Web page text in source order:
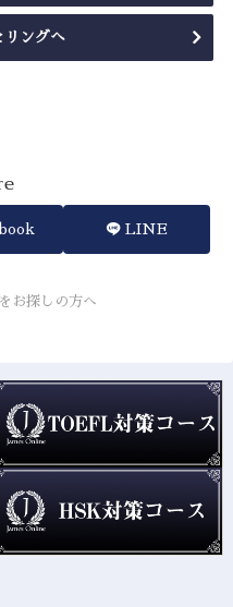
リングへ
LINE
お探しの方へ